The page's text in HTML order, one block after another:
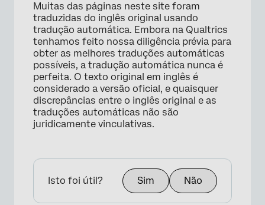
Muitas das páginas neste site foram
traduzidas do inglês original usando
tradução automática. Embora na Qualtrics
tenhamos feito nossa diligência prévia para
obter as melhores traduções automáticas
possíveis, a tradução automática nunca é
perfeita. O texto original em inglês é
considerado a versão oficial, e quaisquer
discrepâncias entre o inglês original e as
traduções automáticas não são
juridicamente vinculativas.
Isto foi útil? Sim Não